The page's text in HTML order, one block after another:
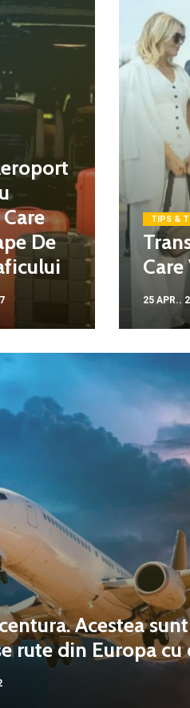
De
TIPS &
25 APR..
Acestea
rute din Europa cu